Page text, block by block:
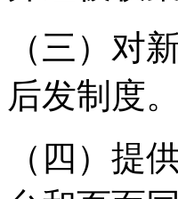
（三）对
后发制度。
（四）提